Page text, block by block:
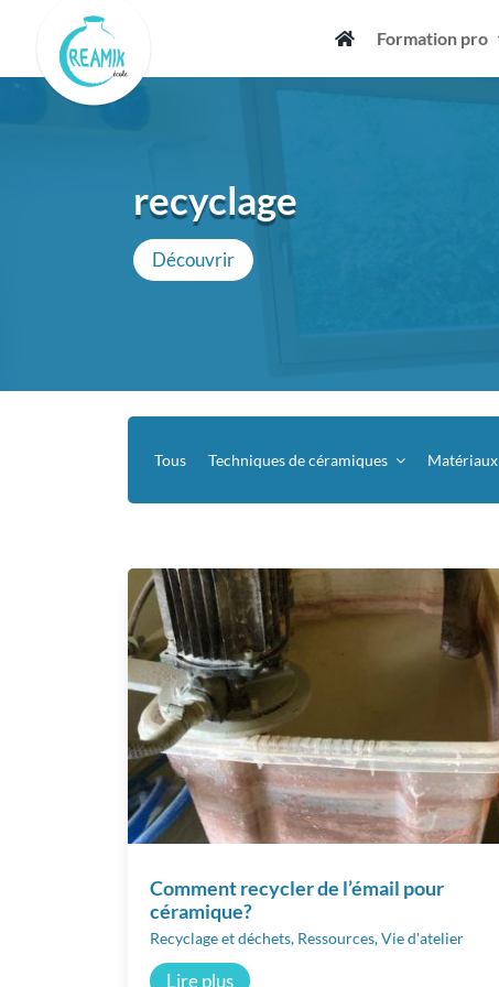
content
Formation pro
recyclage
Découvrir
Tous Techniques de céramiques Matériaux
Comment recycler de l’émail pour
céramique?
Recyclage et déchets, Ressources,Vie d'atelier
Lire plus